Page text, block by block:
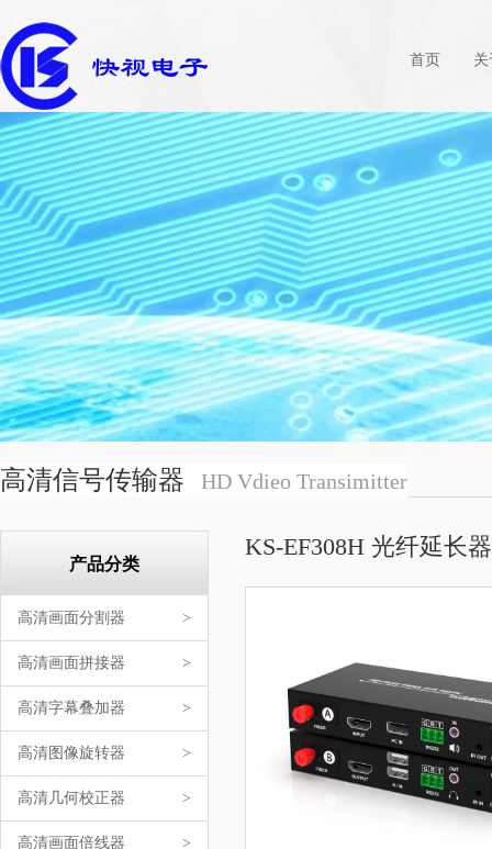
首页
高清信号传输器 HD Vdieo Transimitter
产品分类
>
高清画面分割器
>
高清画面拼接器
>
高清字幕叠加器
>
高清图像旋转器
>
高清几何校正器
>
高清画面倍线器
KS-EF308H 光纤延长器